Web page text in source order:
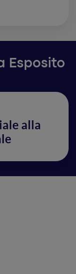
Esposito
alla